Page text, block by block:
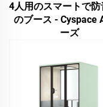
4人用のスマートで
のブース - Cyspace
ーズ